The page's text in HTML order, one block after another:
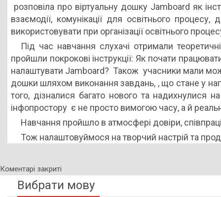
розповіла про віртуальну дошку Jamboard як
взаємодії, комунікації для освітнього
використовувати при організації освітнього
Під час навчання слухачі отримали
пройшли покрокові інструкції: Як почати
налаштувати Jamboard? Також учасники мали
дошки шляхом виконання завдань, , що стане у
того, дізналися багато нового та надихнулися
інфопростору є не просто вимогою часу, а й
Навчання пройшло в атмосфері довіри,
Тож налаштовуймося на творчий настрій та
Коментарі закриті
Вибрати мову